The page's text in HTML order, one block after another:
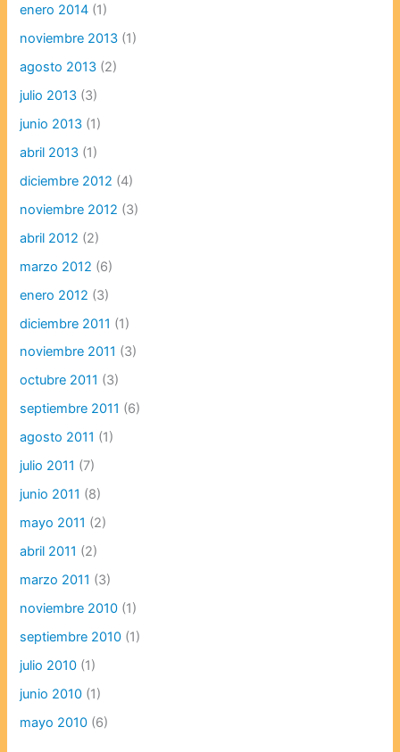
enero 2014 (1)
noviembre 2013 (1)
agosto 2013 (2)
julio 2013 (3)
junio 2013 (1)
abril 2013 (1)
diciembre 2012 (4)
noviembre 2012 (3)
abril 2012 (2)
marzo 2012 (6)
enero 2012 (3)
diciembre 2011 (1)
noviembre 2011 (3)
octubre 2011 (3)
septiembre 2011 (6)
agosto 2011 (1)
julio 2011 (7)
junio 2011 (8)
mayo 2011 (2)
abril 2011 (2)
marzo 2011 (3)
noviembre 2010 (1)
septiembre 2010 (1)
julio 2010 (1)
junio 2010 (1)
mayo 2010 (6)